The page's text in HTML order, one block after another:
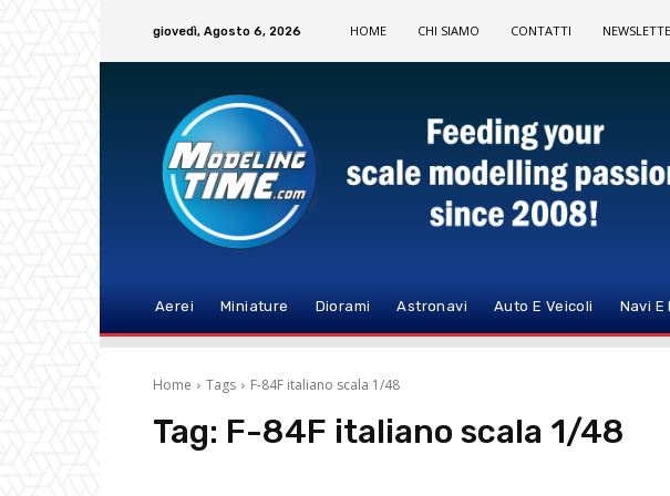
giovedì, Agosto 6, 2026 HOME CHI SIAMO CONTATTI
Aerei Miniature Diorami Astronavi Auto E Veicoli Navi E
Home Tags F-84F italiano scala 1/48
Tag: F-84F italiano scala 1/48